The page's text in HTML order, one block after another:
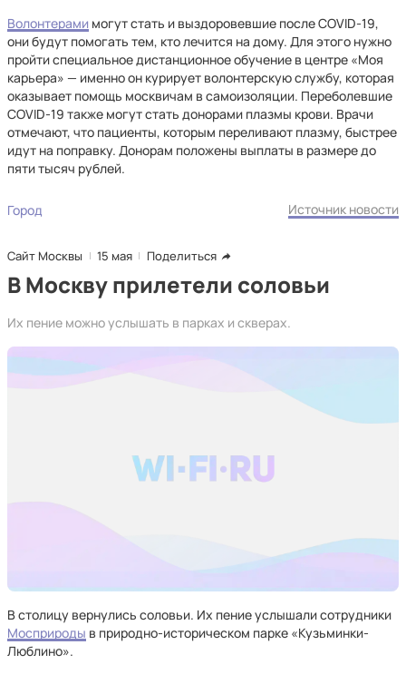
Волонтерами могут стать и выздоровевшие после COVID-19,
они будут помогать тем, кто лечится на дому. Для этого нужно
пройти специальное дистанционное обучение в центре «Моя
карьера» — именно он курирует волонтерскую службу, которая
оказывает помощь москвичам в самоизоляции. Переболевшие
COVID-19 также могут стать донорами плазмы крови. Врачи
отмечают, что пациенты, которым переливают плазму, быстрее
идут на поправку. Донорам положены выплаты в размере до
пяти тысяч рублей.
Город Источник новости
Сайт Москвы 15 мая Поделиться
В Москву прилетели соловьи
Их пение можно услышать в парках и скверах.
В столицу вернулись соловьи. Их пение услышали сотрудники
Мосприроды в природно-историческом парке «Кузьминки-
Люблино».